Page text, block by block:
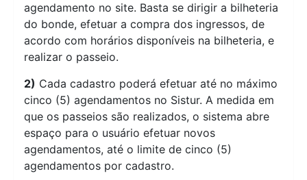
agendamento no site. Basta se dirigir a bilheteria
do bonde, efetuar a compra dos ingressos, de
acordo com horários disponíveis na bilheteria, e
realizar o passeio.
2) Cada cadastro poderá efetuar até no máximo
cinco (5) agendamentos no Sistur. A medida em
que os passeios são realizados, o sistema abre
espaço para o usuário efetuar novos
agendamentos, até o limite de cinco (5)
agendamentos por cadastro.